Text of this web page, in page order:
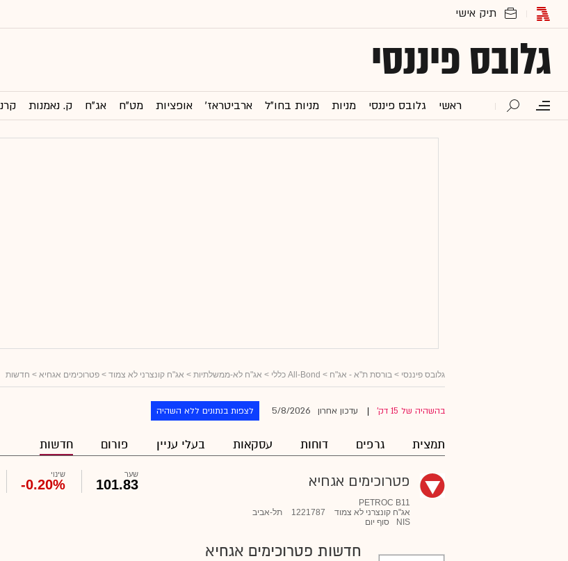
גלובס פיננסי
ראשי גלובס פיננסי מניות מניות בחו"ל ארביטראז' אופציות מט"ח אג"ח ק. נאמנות
גלובס פיננסי > בורסת ת"א - אג"ח > All-Bond כללי > אג"ח לא-ממשלתיות > אג"ח קונצרני לא צמוד > פטרוכימים אגחיא > חדשות
בהשהיה של 15 דק' עדכון אחרון 5/8/2026 לצפות בנתונים ללא השהיה
תמצית גרפים דוחות עסקאות בעלי עניין פורום חדשות
פטרוכימים אגחיא
PETROC B11
אג"ח קונצרני לא צמוד
1221787
תל-אביב
NIS
סוף יום
שער
101.83
שינוי
-0.20%
חדשות פטרוכימים אגחיא